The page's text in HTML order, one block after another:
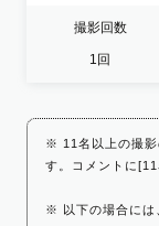
撮影回数
1回
※ 11名以上の撮影
す。コメントに
※ 以下の場合には